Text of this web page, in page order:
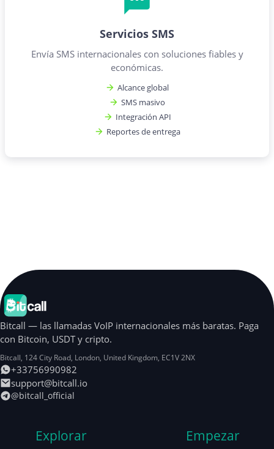
Servicios SMS
Envía SMS internacionales con soluciones fiables y
económicas.
Alcance global
SMS masivo
Integración API
Reportes de entrega
Bitcall — las llamadas VoIP internacionales más baratas. Paga
con Bitcoin, USDT y cripto.
Bitcall, 124 City Road, London, United Kingdom, EC1V 2NX
+33756990982
support@bitcall.io
@bitcall_official
Explorar Empezar